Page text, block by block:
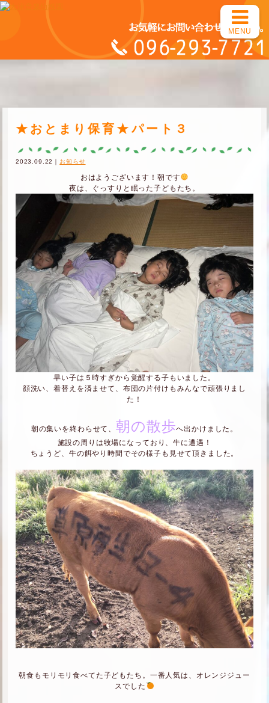
★おとまり保育★パート３
2023.09.22｜ お知らせ
おはようございます！朝です
夜は、ぐっすりと眠った子どもたち。
早い子は５時すぎから覚醒する子もいました。
顔洗い、着替えを済ませて、布団の片付けもみんなで頑張りまし
た！
朝の集いを終わらせて、朝の散歩へ出かけました。
施設の周りは牧場になっており、牛に遭遇！
ちょうど、牛の餌やり時間でその様子も見せて頂きました。
朝食もモリモリ食べてた子どもたち。一番人気は、オレンジジュー
スでした
MENU